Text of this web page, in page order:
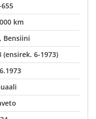
655
km
Bensiini
(ensirek. 6-1973)